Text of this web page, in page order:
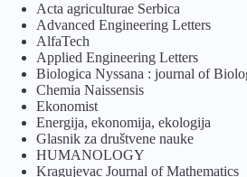
Acta agriculturae Serbica
Advanced Engineering Letters
AlfaTech
Applied Engineering Letters
Biologica Nyssana : journal of
Chemia Naissensis
Ekonomist
Energija, ekonomija, ekologija
Glasnik za društvene nauke
HUMANOLOGY
Kragujevac Journal of Mathematics